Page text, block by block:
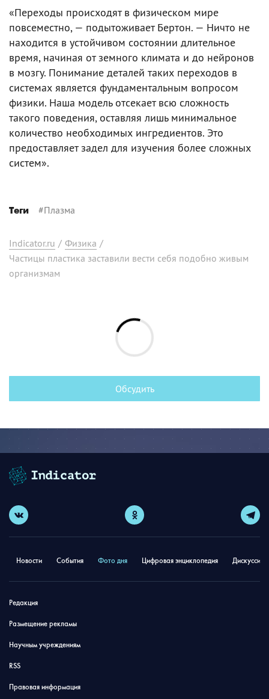
«Переходы происходят в физическом мире
повсеместно, — подытоживает Бертон. — Ничто не
находится в устойчивом состоянии длительное
время, начиная от земного климата и до нейронов
в мозгу. Понимание деталей таких переходов в
системах является фундаментальным вопросом
физики. Наша модель отсекает всю сложность
такого поведения, оставляя лишь минимальное
количество необходимых ингредиентов. Это
предоставляет задел для изучения более сложных
систем».
Теги #Плазма
Indicator.ru / Физика /
Частицы пластика заставили вести себя подобно живым
организмам
Обсудить
Новости События Фото дня Цифровая энциклопедия
Редакция
Размещение рекламы
Научным учреждениям
RSS
Правовая информация